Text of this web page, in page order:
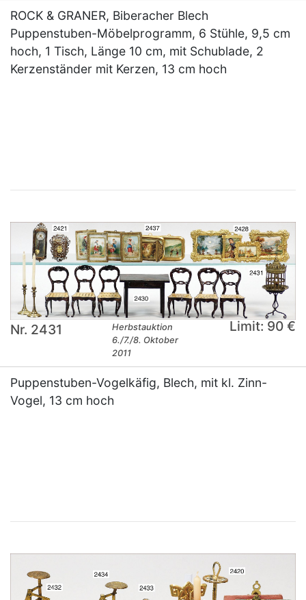
ROCK & GRANER, Biberacher Blech
Puppenstuben-Möbelprogramm, 6 Stühle, 9,5 cm
hoch, 1 Tisch, Länge 10 cm, mit Schublade, 2
Kerzenständer mit Kerzen, 13 cm hoch
Nr. 2431
Herbstauktion
6./7./8. Oktober
2011
Limit: 90 €
Puppenstuben-Vogelkäfig, Blech, mit kl. Zinn-
Vogel, 13 cm hoch